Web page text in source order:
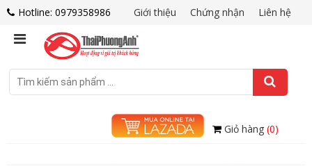
Hotline: 0979358986 Liên hệ
Chứng nhận
Giới thiệu
Giỏ hàng (0)